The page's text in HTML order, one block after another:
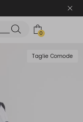
0
Taglie Comode